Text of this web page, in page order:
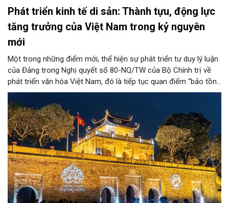
Phát triển kinh tế di sản: Thành tựu, động lực
tăng trưởng của Việt Nam trong kỷ nguyên
mới
Một trong những điểm mới, thể hiện sự phát triển tư duy lý luận
của Đảng trong Nghị quyết số 80-NQ/TW của Bộ Chính trị về
phát triển văn hóa Việt Nam, đó là tiếp tục quan điểm “bảo tồn
và phát huy giá trị di sản văn hóa gắn kết với phát triển kinh tế -
xã hội và du lịch”; đồng thời, nâng lên một tầm cao mới: “phát
triển kinh tế di sản”.